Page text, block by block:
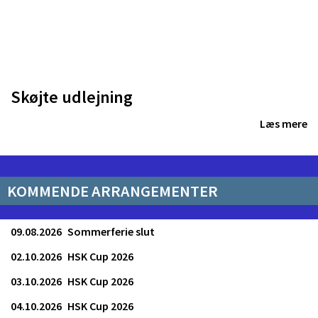
Skøjte udlejning
Læs mere
KOMMENDE ARRANGEMENTER
Sommerferie slut
09.08.2026
HSK Cup 2026
02.10.2026
HSK Cup 2026
03.10.2026
HSK Cup 2026
04.10.2026